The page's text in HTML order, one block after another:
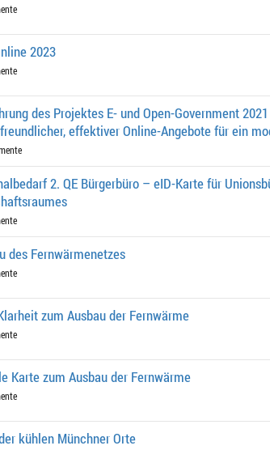
2023
des Projektes E- und Open-Government
effektiver Online-An­gebote für ein
2. QE Bürgerbüro – eID-Karte für
des Fernwärmenetzes
zum Ausbau der Fernwärme
Karte zum Ausbau der Fernwärme
kühlen Münchner Orte